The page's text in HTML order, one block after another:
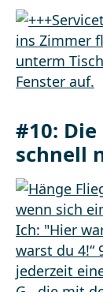
#10:
schnell